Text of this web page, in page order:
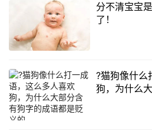
分不清宝宝
了！
?猫狗像什么
狗，为什么